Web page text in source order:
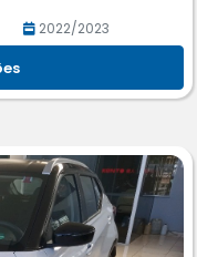
2022/2023